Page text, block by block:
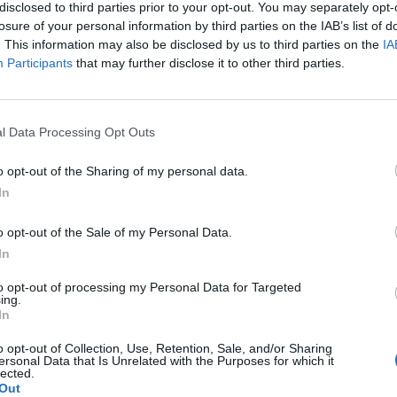
to third parties prior to your opt-out. You may separately
of your personal information by third parties on the IAB’s list of
This information may also be disclosed by us to third parties on the
Participants that may further disclose it to other third parties.
Data Processing Opt Outs
opt-out of the Sharing of my personal data.
opt-out of the Sale of my Personal Data.
opt-out of processing my Personal Data for Targeted
opt-out of Collection, Use, Retention, Sale, and/or Sharing
Data that Is Unrelated with the Purposes for which it
próbálkoztak meg. A magyar tőzsde
tőzsdék a kereskedés hajrájában nagyot
egy százalék feletti pluszba az indexeket.
a vezető amerikai indexeket, így a Dow Jones Index, az
portfolio.hu hírarchívumához tartozik, melynek olvasása
tartalmazza:
cikkarchívum